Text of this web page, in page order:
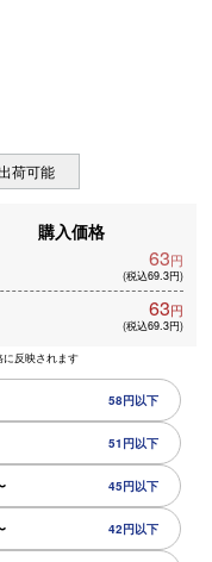
荷可能
購入価格
63円
(税込69.3円)
63円
(税込69.3円)
反映されます
58円以下
51円以下
45円以下
42円以下